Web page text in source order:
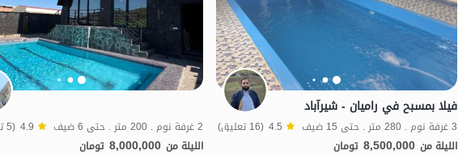
فيلا بمسبح في رامیان - شیرآباد
3 غرفة نوم . 280 متر . حتى 15 ضيف 4.5 (16 تعليق)
الليلة من 8,500,000 تومان
2 غرفة نوم . 200 متر . حتى 6 ضيف 4.9 (5 تعليق)
الليلة من 8,000,000 تومان